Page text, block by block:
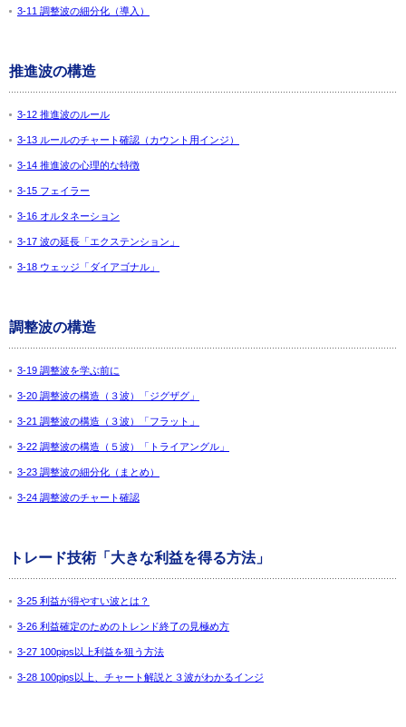
3-11 調整波の細分化（導入）
推進波の構造
3-12 推進波のルール
3-13 ルールのチャート確認（カウント用インジ）
3-14 推進波の心理的な特徴
3-15 フェイラー
3-16 オルタネーション
3-17 波の延長「エクステンション」
3-18 ウェッジ「ダイアゴナル」
調整波の構造
3-19 調整波を学ぶ前に
3-20 調整波の構造（３波）「ジグザグ」
3-21 調整波の構造（３波）「フラット」
3-22 調整波の構造（５波）「トライアングル」
3-23 調整波の細分化（まとめ）
3-24 調整波のチャート確認
トレード技術「大きな利益を得る方法」
3-25 利益が得やすい波とは？
3-26 利益確定のためのトレンド終了の見極め方
3-27 100pips以上利益を狙う方法
3-28 100pips以上、チャート解説と３波がわかるインジ